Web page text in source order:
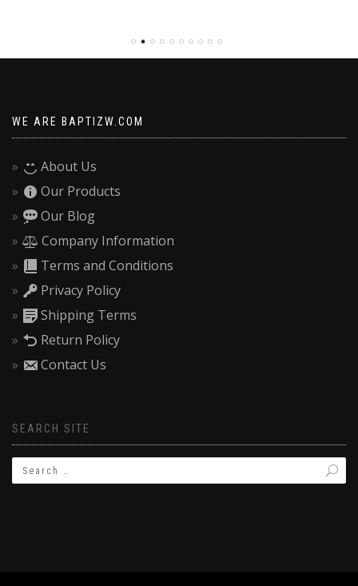
WE ARE BAPTIZW.COM
About Us
Our Products
Our Blog
Company Information
Terms and Conditions
Privacy Policy
Shipping Terms
Return Policy
Contact Us
SEARCH SITE